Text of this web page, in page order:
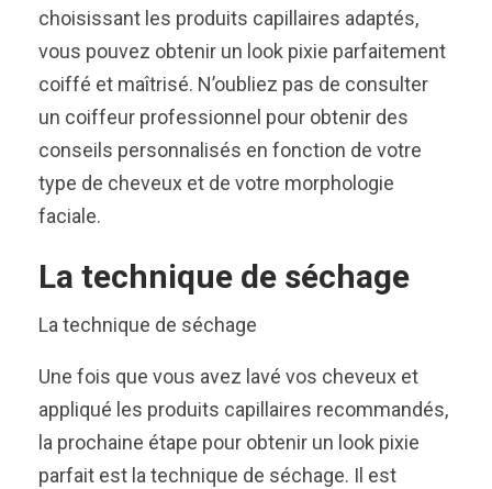
choisissant les produits capillaires adaptés,
vous pouvez obtenir un look pixie parfaitement
coiffé et maîtrisé. N’oubliez pas de consulter
un coiffeur professionnel pour obtenir des
conseils personnalisés en fonction de votre
type de cheveux et de votre morphologie
faciale.
La technique de séchage
La technique de séchage
Une fois que vous avez lavé vos cheveux et
appliqué les produits capillaires recommandés,
la prochaine étape pour obtenir un look pixie
parfait est la technique de séchage. Il est